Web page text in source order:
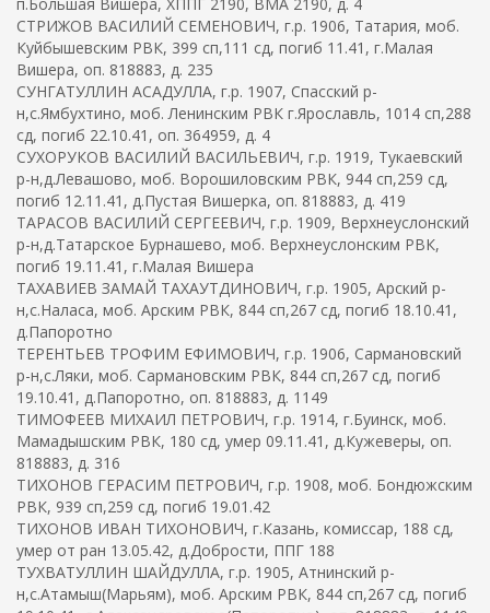
СТРИЖОВ ВАСИЛИЙ СЕМЕНОВИЧ, г.р. 1906, Татария, моб.
Куйбышевским РВК, 399 сп,111 сд, погиб 11.41, г.Малая
Вишера, оп. 818883, д. 235
СУНГАТУЛЛИН АСАДУЛЛА, г.р. 1907, Спасский р-
н,с.Ямбухтино, моб. Ленинским РВК г.Ярославль, 1014 сп,288
сд, погиб 22.10.41, оп. 364959, д. 4
СУХОРУКОВ ВАСИЛИЙ ВАСИЛЬЕВИЧ, г.р. 1919, Тукаевский
р-н,д.Левашово, моб. Ворошиловским РВК, 944 сп,259 сд,
погиб 12.11.41, д.Пустая Вишерка, оп. 818883, д. 419
ТАРАСОВ ВАСИЛИЙ СЕРГЕЕВИЧ, г.р. 1909, Верхнеуслонский
р-н,д.Татарское Бурнашево, моб. Верхнеуслонским РВК,
погиб 19.11.41, г.Малая Вишера
ТАХАВИЕВ ЗАМАЙ ТАХАУТДИНОВИЧ, г.р. 1905, Арский р-
н,с.Наласа, моб. Арским РВК, 844 сп,267 сд, погиб 18.10.41,
д.Папоротно
ТЕРЕНТЬЕВ ТРОФИМ ЕФИМОВИЧ, г.р. 1906, Сармановский
р-н,с.Ляки, моб. Сармановским РВК, 844 сп,267 сд, погиб
19.10.41, д.Папоротно, оп. 818883, д. 1149
ТИМОФЕЕВ МИХАИЛ ПЕТРОВИЧ, г.р. 1914, г.Буинск, моб.
Мамадышским РВК, 180 сд, умер 09.11.41, д.Кужеверы, оп.
818883, д. 316
ТИХОНОВ ГЕРАСИМ ПЕТРОВИЧ, г.р. 1908, моб. Бондюжским
РВК, 939 сп,259 сд, погиб 19.01.42
ТИХОНОВ ИВАН ТИХОНОВИЧ, г.Казань, комиссар, 188 сд,
умер от ран 13.05.42, д.Добрости, ППГ 188
ТУХВАТУЛЛИН ШАЙДУЛЛА, г.р. 1905, Атнинский р-
н,с.Атамыш(Марьям), моб. Арским РВК, 844 сп,267 сд, погиб